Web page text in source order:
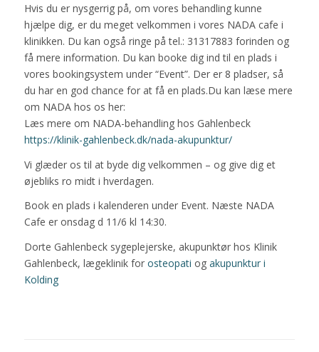
Hvis du er nysgerrig på, om vores behandling kunne
hjælpe dig, er du meget velkommen i vores NADA cafe i
klinikken. Du kan også ringe på tel.: 31317883 forinden og
få mere information. Du kan booke dig ind til en plads i
vores bookingsystem under “Event”. Der er 8 pladser, så
du har en god chance for at få en plads.Du kan læse mere
om NADA hos os her:
Læs mere om NADA-behandling hos Gahlenbeck
https://klinik-gahlenbeck.dk/nada-akupunktur/
Vi glæder os til at byde dig velkommen – og give dig et
øjebliks ro midt i hverdagen.
Book en plads i kalenderen under Event. Næste NADA
Cafe er onsdag d 11/6 kl 14:30.
Dorte Gahlenbeck sygeplejerske, akupunktør hos Klinik
Gahlenbeck, lægeklinik for osteopati og akupunktur i
Kolding